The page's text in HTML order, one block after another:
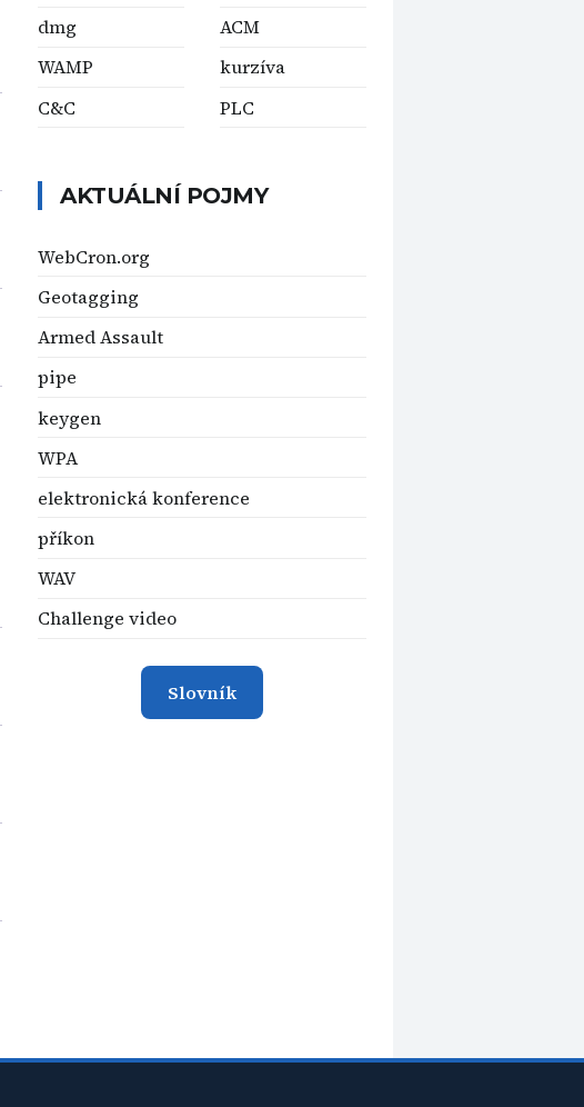
dmg
WAMP
C&C
ACM
kurzíva
PLC
AKTUÁLNÍ POJMY
WebCron.org
Geotagging
Armed Assault
pipe
keygen
WPA
elektronická konference
příkon
WAV
Challenge video
Slovník